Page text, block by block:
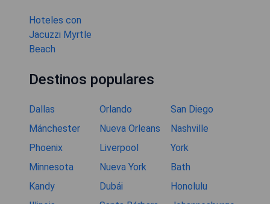
Hoteles con
Jacuzzi Myrtle
Beach
Destinos populares
Dallas Orlando
San Diego
Mánchester
Nueva Orleans
Nashville
Phoenix
Liverpool
York
Minnesota
Nueva York
Bath
Kandy
Dubái
Honolulu